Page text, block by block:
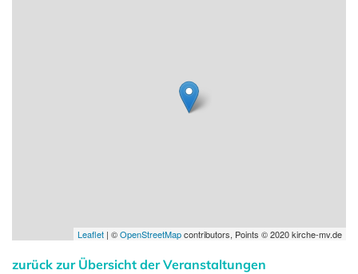
Leaflet | ©OpenStreetMapcontributors, Points © 2020 kirche-mv.de
zurück zur Übersicht der Veranstaltungen